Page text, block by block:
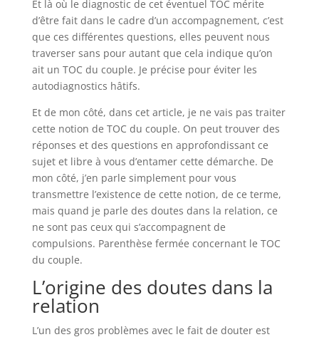
Et là où le diagnostic de cet éventuel TOC mérite
d’être fait dans le cadre d’un accompagnement, c’est
que ces différentes questions, elles peuvent nous
traverser sans pour autant que cela indique qu’on
ait un TOC du couple. Je précise pour éviter les
autodiagnostics hâtifs.
Et de mon côté, dans cet article, je ne vais pas traiter
cette notion de TOC du couple. On peut trouver des
réponses et des questions en approfondissant ce
sujet et libre à vous d’entamer cette démarche. De
mon côté, j’en parle simplement pour vous
transmettre l’existence de cette notion, de ce terme,
mais quand je parle des doutes dans la relation, ce
ne sont pas ceux qui s’accompagnent de
compulsions. Parenthèse fermée concernant le TOC
du couple.
L’origine des doutes dans la
relation
L’un des gros problèmes avec le fait de douter est